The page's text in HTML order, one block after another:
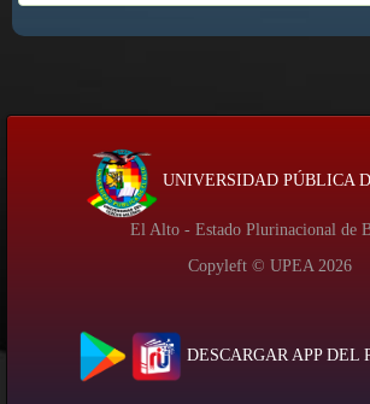
UNIVERSIDAD PÚBLICA
El Alto - Estado Plurinacional de
Copyleft © UPEA 2026
DESCARGAR APP DEL